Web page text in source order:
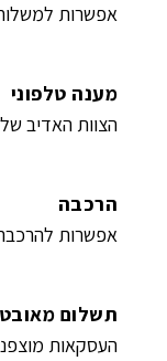
אפשרות
מענה טלפוני
הצוות האדיב
הרכבה
אפשרות
תשלום
העסקאות